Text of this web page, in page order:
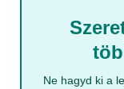
Ne hagyd ki a